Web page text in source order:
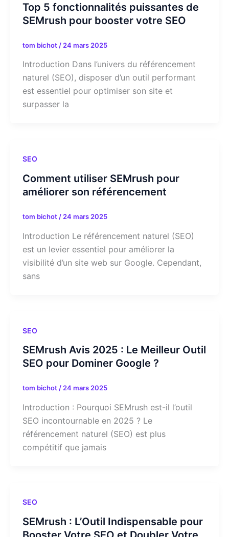
Top 5 fonctionnalités puissantes de
SEMrush pour booster votre SEO
tom bichot / 24 mars 2025
Introduction Dans l’univers du référencement
naturel (SEO), disposer d’un outil performant
est essentiel pour optimiser son site et
surpasser la
SEO
Comment utiliser SEMrush pour
améliorer son référencement
tom bichot / 24 mars 2025
Introduction Le référencement naturel (SEO)
est un levier essentiel pour améliorer la
visibilité d’un site web sur Google. Cependant,
sans
SEO
SEMrush Avis 2025 : Le Meilleur Outil
SEO pour Dominer Google ?
tom bichot/24 mars 2025
Introduction : Pourquoi SEMrush est-il l’outil
SEO incontournable en 2025 ? Le
référencement naturel (SEO) est plus
compétitif que jamais
SEO
SEMrush : L’Outil Indispensable pour